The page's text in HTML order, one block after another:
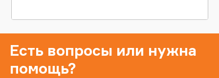
Есть вопросы или нужна
помощь?